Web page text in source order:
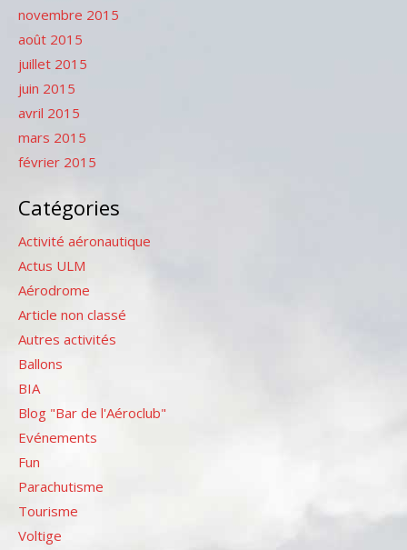
novembre 2015
août 2015
juillet 2015
juin 2015
avril 2015
mars 2015
février 2015
Catégories
Activité aéronautique
Actus ULM
Aérodrome
Article non classé
Autres activités
Ballons
BIA
Blog "Bar de l'Aéroclub"
Evénements
Fun
Parachutisme
Tourisme
Voltige